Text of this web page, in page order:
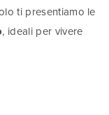
ti presentiamo le
, ideali per vivere